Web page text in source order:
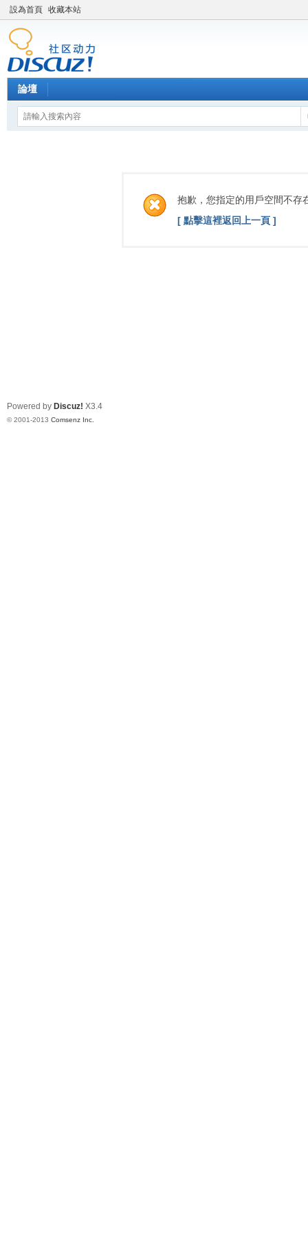
設為首頁 收藏本站
論壇
抱歉，您指定的用戶空間不存
[ 點擊這裡返回上一頁 ]
Powered by Discuz! X3.4
© 2001-2013 Comsenz Inc.